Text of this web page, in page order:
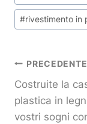
#rivestimento in
Articoli
PRECEDENTE
Costruite la
plastica in
vostri sogni